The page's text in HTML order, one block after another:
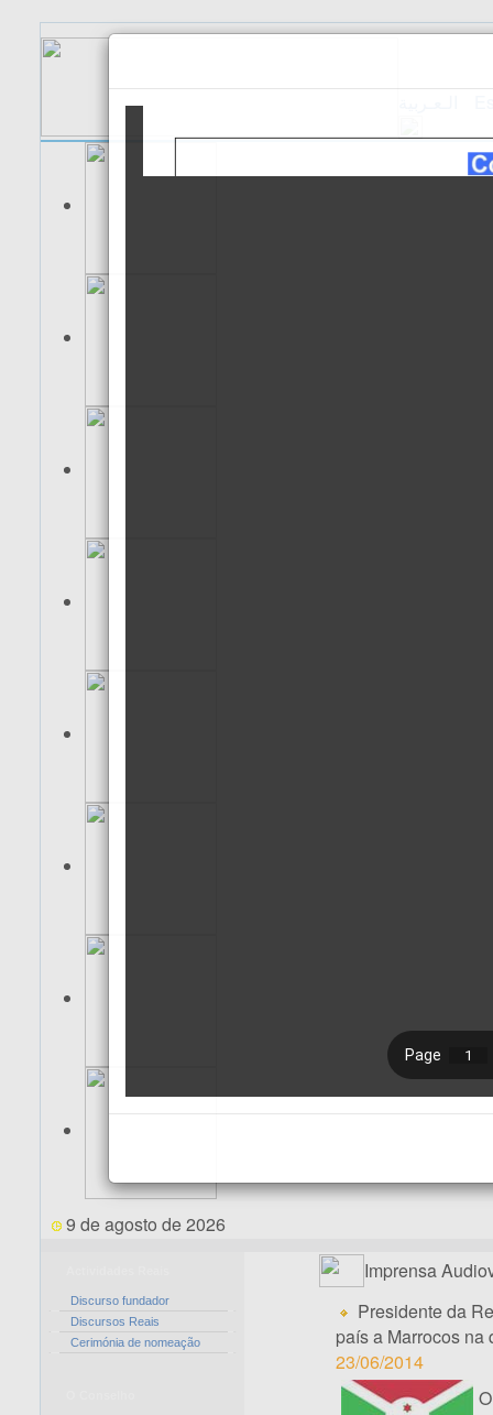
9 de agosto de 2026
Discurso fundador
Discursos Reais
Cerimónia de nomeação
Imprensa
Presidente da
país a Marrocos na
23/06/2014